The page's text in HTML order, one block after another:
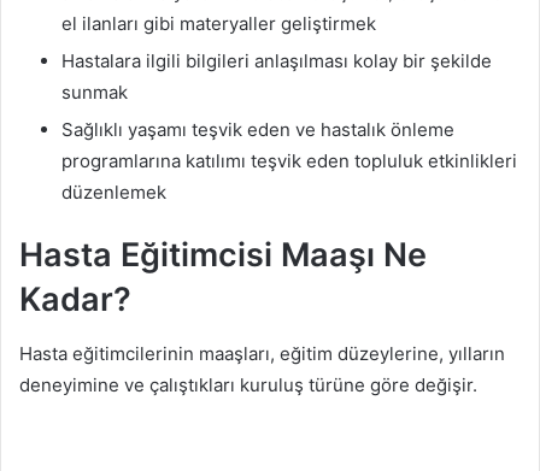
el ilanları gibi materyaller geliştirmek
Hastalara ilgili bilgileri anlaşılması kolay bir şekilde
sunmak
Sağlıklı yaşamı teşvik eden ve hastalık önleme
programlarına katılımı teşvik eden topluluk etkinlikleri
düzenlemek
Hasta Eğitimcisi Maaşı Ne
Kadar?
Hasta eğitimcilerinin maaşları, eğitim düzeylerine, yılların
deneyimine ve çalıştıkları kuruluş türüne göre değişir.